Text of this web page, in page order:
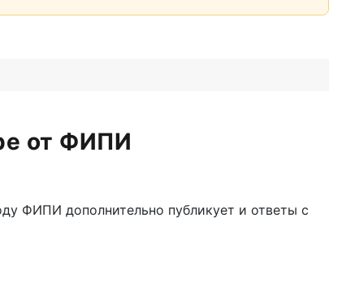
от ФИПИ
ФИПИ дополнительно публикует и ответы с